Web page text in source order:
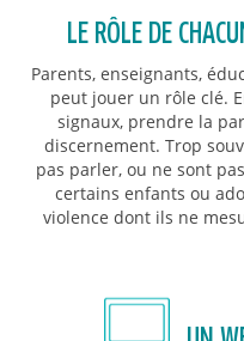
LE RÔLE DE
Parents, enseignants,
peut jouer un rôle clé.
signaux, prendre la
discernement. Trop
pas parler, ou ne sont
certains enfants ou
violence dont ils ne